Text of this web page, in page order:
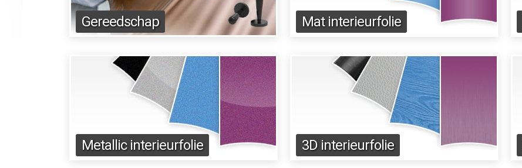
Gereedschap Mat interieurfolie
Metallic interieurfolie 3D interieurfolie